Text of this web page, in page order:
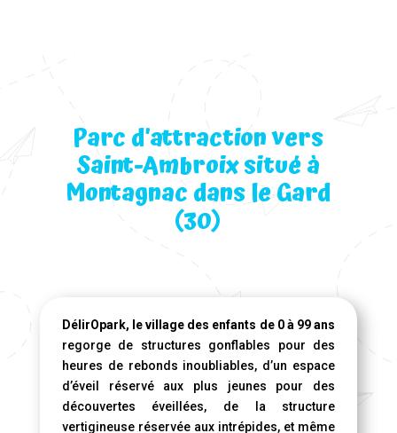
Parc d’attraction vers
Saint-Ambroix situé à
Montagnac dans le Gard
(30)
DélirOpark, le village des enfants de 0 à 99 ans
regorge de structures gonflables pour des
heures de rebonds inoubliables, d’un espace
d’éveil réservé aux plus jeunes pour des
découvertes éveillées, de la structure
vertigineuse réservée aux intrépides, et même